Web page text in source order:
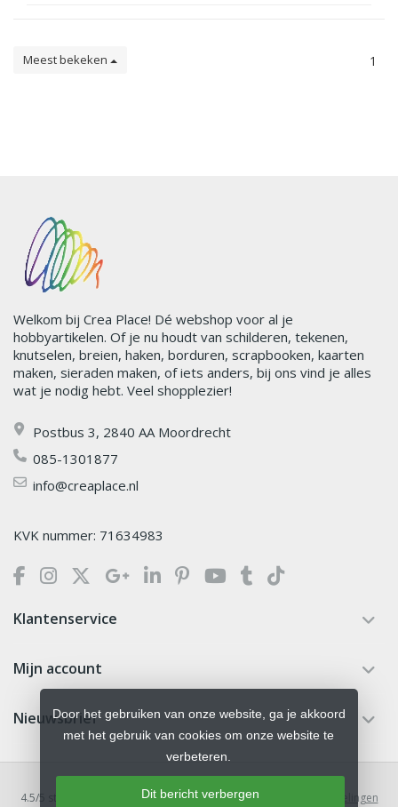
Meest bekeken 1
Welkom bij Crea Place! Dé webshop voor al je
hobbyartikelen. Of je nu houdt van schilderen, tekenen,
knutselen, breien, haken, borduren, scrapbooken, kaarten
maken, sieraden maken, of iets anders, bij ons vind je alles
wat je nodig hebt. Veel shopplezier!
Postbus 3, 2840 AA Moordrecht
085-1301877
info@creaplace.nl
KVK nummer: 71634983
Klantenservice
Mijn account
Nieuwsbrief
4.5/5 sterren op basis van379beoordelingen.Lees 379 beoordelingen
Door het gebruiken van onze website, ga je akkoord
met het gebruik van cookies om onze website te
verbeteren.
Dit bericht verbergen